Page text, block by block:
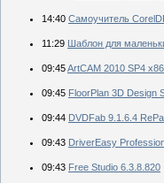
14:40 Самоучитель
11:29 Шаблон для
09:45ArtCAM 2010 SP4
09:45 FloorPlan 3D Design
09:44 DVDFab 9.1.6.4
09:43 DriverEasy
09:43 Free Studio 6.3.8.820